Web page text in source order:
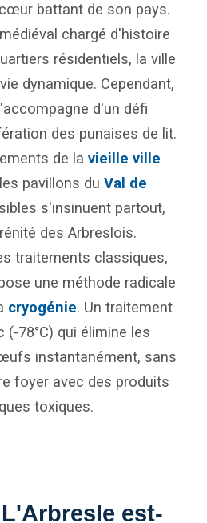
battant de son pays.
chargé d'histoire
résidentiels, la ville
dynamique. Cependant,
d'un défi
des punaises de lit.
de la vieille ville
pavillons du Val de
s'insinuent partout,
des Arbreslois.
traitements classiques,
une méthode radicale
cryogénie. Un traitement
(-78°C) qui élimine les
instantanément, sans
foyer avec des produits
toxiques.
est-